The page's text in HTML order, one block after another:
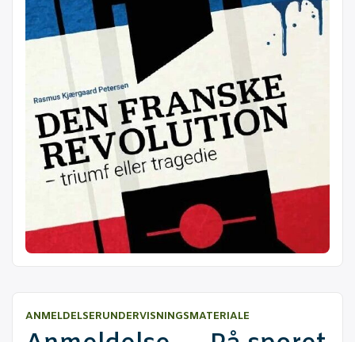
ANMELDELSERUNDERVISNINGSMATERIALE